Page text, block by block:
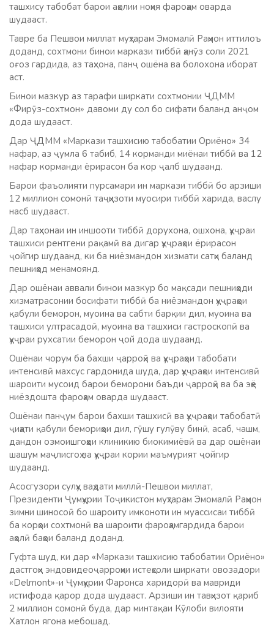
ташхису табобат барои аҳолии ноҳия фароҳам оварда
шудааст.
Тавре ба Пешвои миллат муҳтарам Эмомалӣ Раҳмон иттилоъ
доданд, сохтмони бинои маркази тиббӣ ҳанӯз соли 2021
оғоз гардида, аз таҳхона, панҷ ошёна ва болохона иборат
аст.
Бинои мазкур аз тарафи ширкати сохтмонии ҶДММ
«Фирӯз-сохтмон» давоми ду сол бо сифати баланд анҷом
дода шудааст.
Дар ҶДММ «Маркази ташхисию табобатии Ориёно» 34
нафар, аз ҷумла 6 табиб, 14 корманди миёнаи тиббӣ ва 12
нафар корманди ёрирасон ба кор ҷалб шудаанд.
Барои фаъолияти пурсамари ин маркази тиббӣ бо арзиши
12 миллион сомонӣ таҷҳизоти муосири тиббӣ харида, васлу
насб шудааст.
Дар таҳхонаи ин иншооти тиббӣ дорухона, ошхона, ҳуҷраи
ташхиси рентгени рақамӣ ва дигар ҳуҷраҳои ёрирасон
ҷойгир шудаанд, ки ба ниёзмандон хизмати сатҳи баланд
пешниҳод менамоянд.
Дар ошёнаи аввали бинои мазкур бо мақсади пешниҳоди
хизматрасонии босифати тиббӣ ба ниёзмандон ҳуҷраҳои
қабули беморон, муоина ва сабти барқии дил, муоина ва
ташхиси ултрасадоӣ, муоина ва ташхиси гастроскопӣ ва
ҳуҷраи рухсатии беморон ҷой дода шудаанд.
Ошёнаи чорум ба бахши ҷарроҳӣ ва ҳуҷраҳои табобати
интенсивӣ махсус гардонида шуда, дар ҳуҷраҳои интенсивӣ
шароити мусоид барои беморони баъди ҷарроҳӣ ва ба эҳё
ниёздошта фароҳам оварда шудааст.
Ошёнаи панҷум барои бахши ташхисӣ ва ҳуҷраҳои табобатӣ
ҷиҳати қабули бемориҳои дил, гӯшу гулӯву бинӣ, асаб, чашм,
дандон озмоишгоҳҳои клиникию биокимиёвӣ ва дар ошёнаи
шашум маҷлисгоҳ ва ҳуҷраи кории маъмурият ҷойгир
шудаанд.
Асосгузори сулҳу ваҳдати миллӣ-Пешвои миллат,
Президенти Ҷумҳурии Тоҷикистон муҳтарам Эмомалӣ Раҳмон
зимни шиносоӣ бо шароиту имконоти ин муассисаи тиббӣ
ба корҳои сохтмонӣ ва шароити фароҳамгардида барои
аҳолӣ баҳои баланд доданд.
Гуфта шуд, ки дар «Маркази ташхисию табобатии Ориёно»
дастгоҳи эндовидеоҷарроҳии истеҳсоли ширкати овозадори
«Delmont»-и Ҷумҳурии Фаронса харидорӣ ва мавриди
истифода қарор дода шудааст. Арзиши ин тавҳизот қариб
2 миллион сомонӣ буда, дар минтақаи Кӯлоби вилояти
Хатлон ягона мебошад.